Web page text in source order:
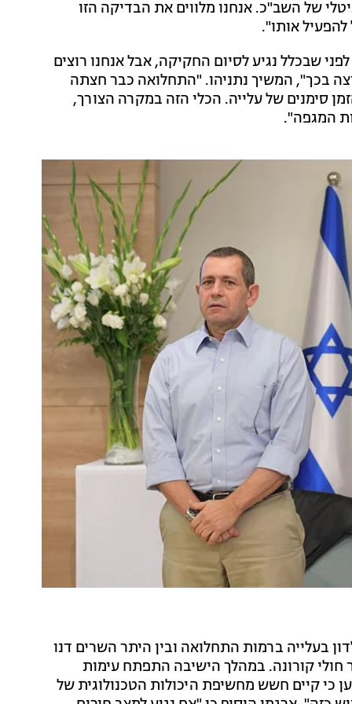
של השב"כ. אנחנו מלווים את הבדיקה הזו
אותו".
שבכלל נגיע לסיום החקיקה, אבל אנחנו רוצים
בכך", המשיך נתניהו. "התחלואה כבר חצתה
כל הזמן סימנים של עלייה. הכלי הזה במקרה הצורך,
המגפה".
בעלייה ברמות התחלואה ובין היתר השרים דנו
חולי קורונה. במהלך הישיבה התפתח עימות
קיים חשש מחשיפת היכולות הטכנולוגית של